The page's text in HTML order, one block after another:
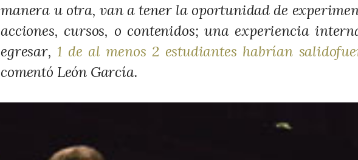
manera u otra, van a tener la oportunidad de
acciones, cursos, o contenidos; una experiencia
egresar, 1 de al menos 2 estudiantes habrían
comentó León García.